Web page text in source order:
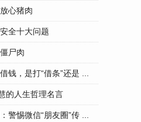
心猪肉
全十大问题
尸肉
钱，是打“借条”还是 ...
的人生哲理名言
警惕微信“朋友圈”传 ...